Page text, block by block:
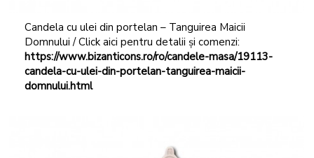
Candela cu ulei din portelan – Tanguirea Maicii
Domnului / Click aici pentru detalii și comenzi:
https://www.bizanticons.ro/ro/candele-masa/19113-
candela-cu-ulei-din-portelan-tanguirea-maicii-
domnului.html